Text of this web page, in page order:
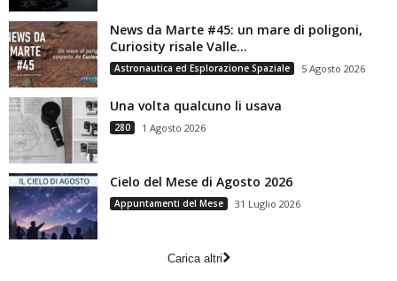
News da Marte #45: un mare di poligoni,
Curiosity risale Valle...
Astronautica ed Esplorazione Spaziale 5 Agosto 2026
Una volta qualcuno li usava
280 1 Agosto 2026
Cielo del Mese di Agosto 2026
Appuntamenti del Mese 31 Luglio 2026
Carica altri